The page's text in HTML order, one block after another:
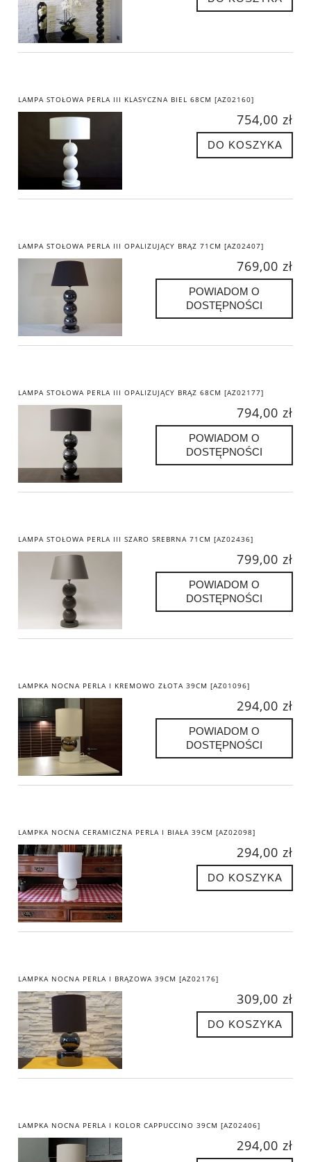
LAMPA STOŁOWA PERLA III KLASYCZNA BIEL 68CM [AZ02160]
754,00 zł
DO KOSZYKA
LAMPA STOŁOWA PERLA III OPALIZUJĄCY BRĄZ 71CM [AZ02407]
769,00 zł
POWIADOM O
DOSTĘPNOŚCI
LAMPA STOŁOWA PERLA III OPALIZUJĄCY BRĄZ 68CM [AZ02177]
794,00 zł
POWIADOM O
DOSTĘPNOŚCI
LAMPA STOŁOWA PERLA III SZARO SREBRNA 71CM [AZ02436]
799,00 zł
POWIADOM O
DOSTĘPNOŚCI
LAMPKA NOCNA PERLA I KREMOWO ZŁOTA 39CM [AZ01096]
294,00 zł
POWIADOM O
DOSTĘPNOŚCI
LAMPKA NOCNA CERAMICZNA PERLA I BIAŁA 39CM [AZ02098]
294,00 zł
DO KOSZYKA
LAMPKA NOCNA PERLA I BRĄZOWA 39CM [AZ02176]
309,00 zł
DO KOSZYKA
LAMPKA NOCNA PERLA I KOLOR CAPPUCCINO 39CM [AZ02406]
294,00 zł